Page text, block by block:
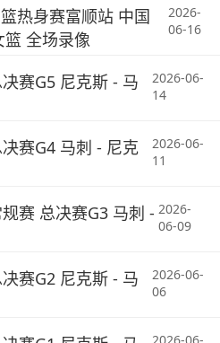
热身赛富顺站 中国
篮 全场录像
2026-
06-16
赛G5 尼克斯 - 马
2026-06-
14
赛G4 马刺 - 尼克
2026-06-
11
赛 总决赛G3 马刺 - 2026-
06-09
赛G2 尼克斯 - 马
2026-06-
06